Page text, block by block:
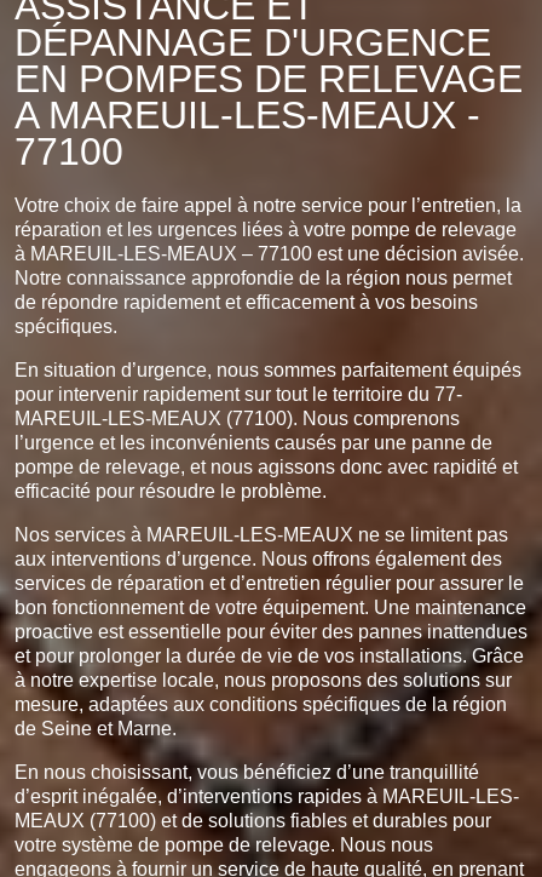
DÉPANNAGE D'URGENCE
EN POMPES DE RELEVAGE
A MAREUIL-LES-MEAUX -
77100
Votre choix de faire appel à notre service pour l’entretien, la
réparation et les urgences liées à votre pompe de relevage
à MAREUIL-LES-MEAUX – 77100 est une décision avisée.
Notre connaissance approfondie de la région nous permet
de répondre rapidement et efficacement à vos besoins
spécifiques.
En situation d’urgence, nous sommes parfaitement équipés
pour intervenir rapidement sur tout le territoire du 77-
MAREUIL-LES-MEAUX (77100). Nous comprenons
l’urgence et les inconvénients causés par une panne de
pompe de relevage, et nous agissons donc avec rapidité et
efficacité pour résoudre le problème.
Nos services à MAREUIL-LES-MEAUX ne se limitent pas
aux interventions d’urgence. Nous offrons également des
services de réparation et d’entretien régulier pour assurer le
bon fonctionnement de votre équipement. Une maintenance
proactive est essentielle pour éviter des pannes inattendues
et pour prolonger la durée de vie de vos installations. Grâce
à notre expertise locale, nous proposons des solutions sur
mesure, adaptées aux conditions spécifiques de la région
de Seine et Marne.
En nous choisissant, vous bénéficiez d’une tranquillité
d’esprit inégalée, d’interventions rapides à MAREUIL-LES-
MEAUX (77100) et de solutions fiables et durables pour
votre système de pompe de relevage. Nous nous
engageons à fournir un service de haute qualité, en prenant